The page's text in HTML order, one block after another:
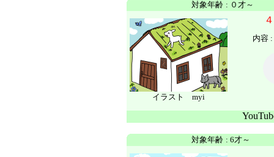
対象年齢 : ０才～
イラスト myi
内容 :
対象年齢 : 6才～